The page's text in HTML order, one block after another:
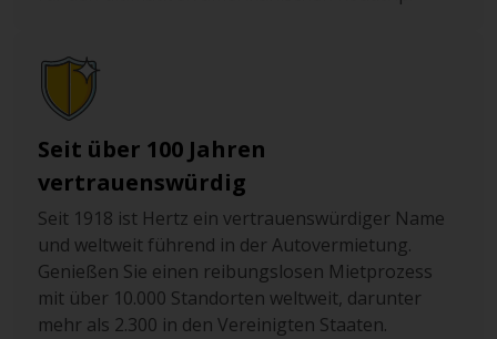
Spuren für Fahrgemeinschaften sind mit schwarz-
weißen, rautenförmigen Schildern gekennzeichnet, die
auch die Mindestanzahl der Insassen angeben. Wer eine
dieser Sonderspuren befährt, ohne die notwendige
Anzahl an Passagieren zu haben, muss mit einer hohen
Geldstrafe rechnen.
Verboten ist es auch, Schulbusse zu überholen, wenn
diese die Warnblinkanlage eingeschaltet ist. Das
Überholverbot gilt sogar für den entgegenkommenden
Verkehr.
Seit über 100 Jahren
vertrauenswürdig
Seit 1918 ist Hertz ein vertrauenswürdiger Name
und weltweit führend in der Autovermietung.
Genießen Sie einen reibungslosen Mietprozess
mit über 10.000 Standorten weltweit, darunter
mehr als 2.300 in den Vereinigten Staaten.